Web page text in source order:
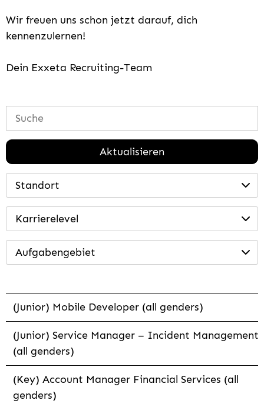
Wir freuen uns schon jetzt darauf, dich
kennenzulernen!
Dein Exxeta Recruiting-Team
Aktualisieren
Standort
Karrierelevel
Aufgabengebiet
(Junior) Mobile Developer (all genders)
(Junior) Service Manager – Incident Management
(all genders)
(Key) Account Manager Financial Services (all
genders)